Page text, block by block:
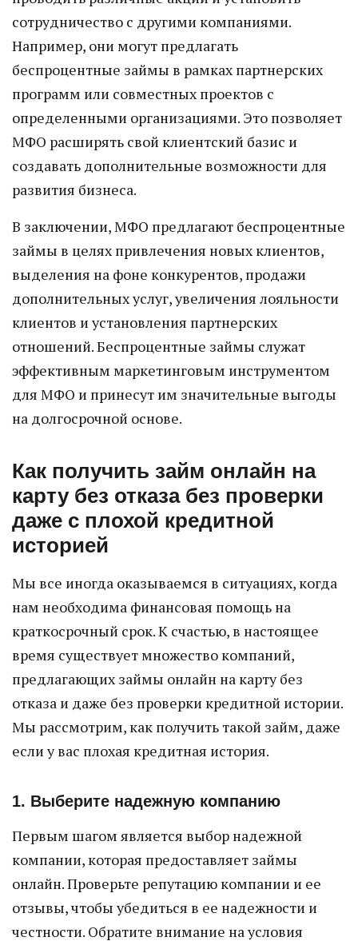
сотрудничество с другими компаниями.
Например, они могут предлагать
беспроцентные займы в рамках партнерских
программ или совместных проектов с
определенными организациями. Это позволяет
МФО расширять свой клиентский базис и
создавать дополнительные возможности для
развития бизнеса.
В заключении, МФО предлагают беспроцентные
займы в целях привлечения новых клиентов,
выделения на фоне конкурентов, продажи
дополнительных услуг, увеличения лояльности
клиентов и установления партнерских
отношений. Беспроцентные займы служат
эффективным маркетинговым инструментом
для МФО и принесут им значительные выгоды
на долгосрочной основе.
Как получить займ онлайн на
карту без отказа без проверки
даже с плохой кредитной
историей
Мы все иногда оказываемся в ситуациях, когда
нам необходима финансовая помощь на
краткосрочный срок. К счастью, в настоящее
время существует множество компаний,
предлагающих займы онлайн на карту без
отказа и даже без проверки кредитной истории.
Мы рассмотрим, как получить такой займ, даже
если у вас плохая кредитная история.
1. Выберите надежную компанию
Первым шагом является выбор надежной
компании, которая предоставляет займы
онлайн. Проверьте репутацию компании и ее
отзывы, чтобы убедиться в ее надежности и
честности. Обратите внимание на условия